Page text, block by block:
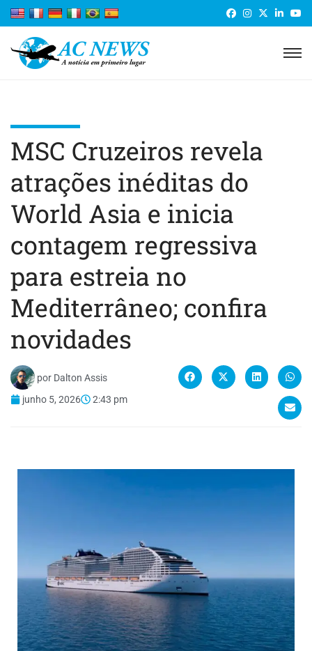
MSC Cruzeiros revela
atrações inéditas do
World Asia e inicia
contagem regressiva
para estreia no
Mediterrâneo; confira
novidades
por Dalton Assis
junho 5, 2026
2:43 pm